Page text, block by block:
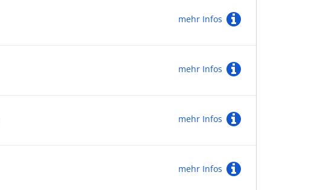
mehr Infos
mehr Infos
mehr Infos
mehr Infos